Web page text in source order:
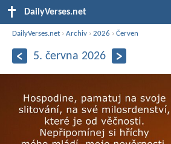
DailyVerses.net
DailyVerses.net ›Archiv ›2026 ›Červen
5. června 2026